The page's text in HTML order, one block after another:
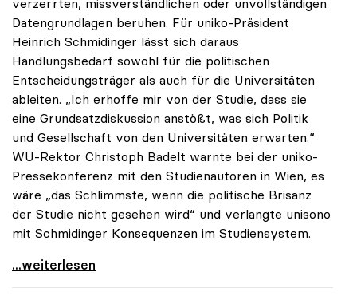
verzerrten, missverständlichen oder unvollständigen
Datengrundlagen beruhen. Für uniko-Präsident
Heinrich Schmidinger lässt sich daraus
Handlungsbedarf sowohl für die politischen
Entscheidungsträger als auch für die Universitäten
ableiten. „Ich erhoffe mir von der Studie, dass sie
eine Grundsatzdiskussion anstößt, was sich Politik
und Gesellschaft von den Universitäten erwarten.“
WU-Rektor Christoph Badelt warnte bei der uniko-
Pressekonferenz mit den Studienautoren in Wien, es
wäre „das Schlimmste, wenn die politische Brisanz
der Studie nicht gesehen wird“ und verlangte unisono
mit Schmidinger Konsequenzen im Studiensystem.
Schmidinger zu IHS-Studie: „Erwarte
...weiterlesen